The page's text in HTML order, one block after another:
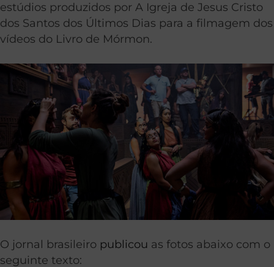
estúdios produzidos por A Igreja de Jesus Cristo
dos Santos dos Últimos Dias para a filmagem dos
vídeos do Livro de Mórmon.
O jornal brasileiro publicou as fotos abaixo com o
seguinte texto: